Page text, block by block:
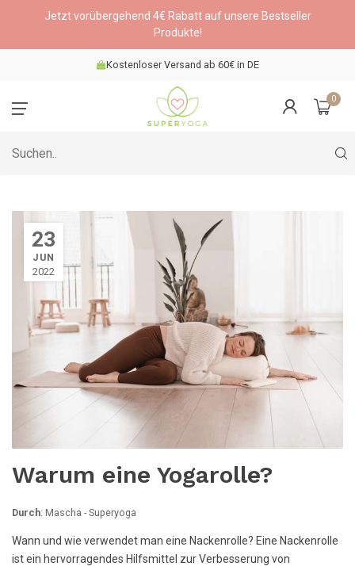
Jetzt vorübergehend 4€ Rabatt auf unsere Bestseller
Produkte!
Kostenloser Versand ab 60€ in DE
0
23
JUN
2022
Warum eine Yogarolle?
Durch: Mascha - Superyoga
Wann und wie verwendet man eine Nackenrolle? Eine Nackenrolle
ist ein hervorragendes Hilfsmittel zur Verbesserung von